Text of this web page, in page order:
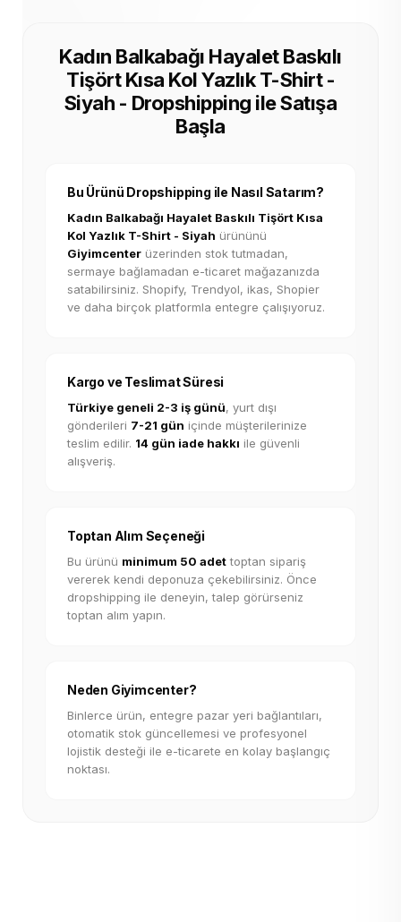
Kadın Balkabağı Hayalet Baskılı
Tişört Kısa Kol Yazlık T-Shirt -
Siyah - Dropshipping ile Satışa
Başla
Bu Ürünü Dropshipping ile Nasıl Satarım?
Kadın Balkabağı Hayalet Baskılı Tişört Kısa
Kol Yazlık T-Shirt - Siyah ürününü
Giyimcenter üzerinden stok tutmadan,
sermaye bağlamadan e-ticaret mağazanızda
satabilirsiniz. Shopify, Trendyol, ikas, Shopier
ve daha birçok platformla entegre çalışıyoruz.
Kargo ve Teslimat Süresi
Türkiye geneli 2-3 iş günü, yurt dışı
gönderileri 7-21 gün içinde müşterilerinize
teslim edilir. 14 gün iade hakkı ile güvenli
alışveriş.
Toptan Alım Seçeneği
Bu ürünü minimum 50 adettoptan sipariş
vererek kendi deponuza çekebilirsiniz. Önce
dropshipping ile deneyin, talep görürseniz
toptan alım yapın.
Neden Giyimcenter?
Binlerce ürün, entegre pazar yeri bağlantıları,
otomatik stok güncellemesi ve profesyonel
lojistik desteği ile e-ticarete en kolay başlangıç
noktası.